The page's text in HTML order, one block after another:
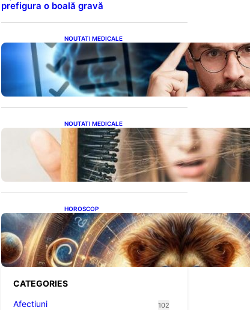
prefigura o boală gravă
NOUTATI MEDICALE
Inteligența dincolo de note:
Semnele unui IQ ridicat
care nu țin de școală
NOUTATI MEDICALE
Semnele unei deficiențe de
proteine: Impactul asupra
sănătății tale
HOROSCOP
Portalul Leului 8/8:
Oportunități de Abundență
pentru Cinci Zodii în 2026
CATEGORIES
Afectiuni
102